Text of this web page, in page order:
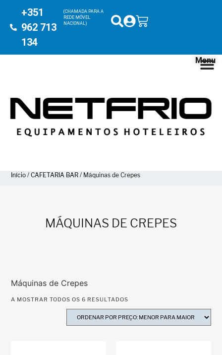
+351
962 713
134
(CHAMADA PARA A
REDE MÓVEL
NACIONAL)
Menu
Início /CAFETARIA BAR / Máquinas de Crepes
MÁQUINAS DE CREPES
Máquinas de Crepes
A MOSTRAR TODOS OS 6 RESULTADOS